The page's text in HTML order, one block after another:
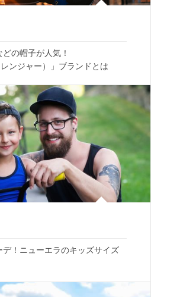
の帽子が人気！
ンジャー）」ブランドとは
！ニューエラのキッズサイズ